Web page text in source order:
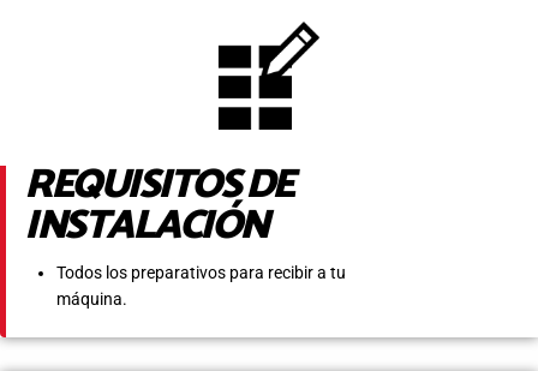
REQUISITOS DE
INSTALACIÓN
Todos los preparativos para recibir a tu
máquina.